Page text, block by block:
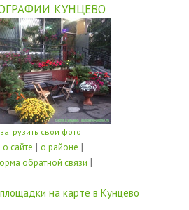
КУНЦЕВО
загрузить свои фото
о сайте | о районе |
обратной связи |
на карте в Кунцево